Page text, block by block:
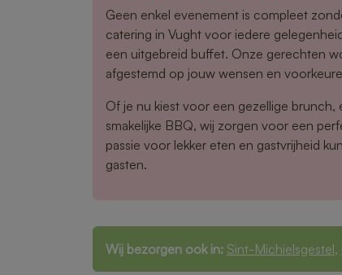
Geen enkel evenement is compleet
catering in Vught voor iedere
een uitgebreid buffet. Onze gerechten
afgestemd op jouw wensen en
Of je nu kiest voor een gezellige
smakelijke BBQ, wij zorgen voor een
passie voor lekker eten en gastvrijheid
gasten.
Wij bezorgen ook in: Sint-Michielsgestel,